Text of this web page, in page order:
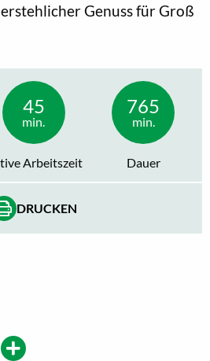
Genuss für Groß
45
min.
Arbeitszeit
765
min.
Dauer
DRUCKEN